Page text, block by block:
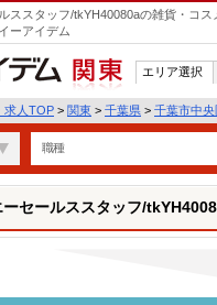
ススタッフ/tkYH40080aの雑貨・コ
ーアイデム
関東
エリア選択
求人TOP > 関東 > 千葉県 > 千葉市中央
職種
セールススタッフ/